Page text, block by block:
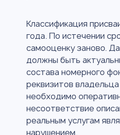
Классификация
года. По истечении
самооценку заново.
должны быть
состава номерного
реквизитов
необходимо
несоответствие
реальным услугам
нарушением.